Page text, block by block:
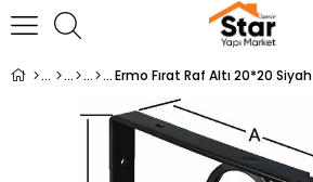
Ermo Fırat Raf Altı 20*20 Siyah